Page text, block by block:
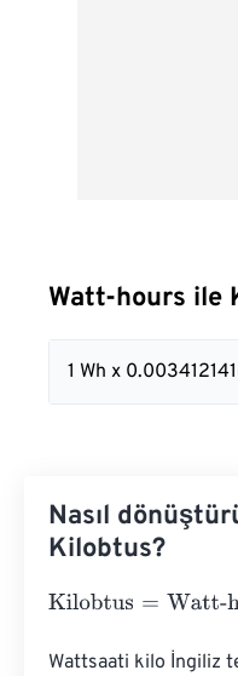
Watt-hours ile
1 Wh x
Nasıl
Kilobtus?
Kilobtus= Watt-hours
Wattsaati kilo İngiliz